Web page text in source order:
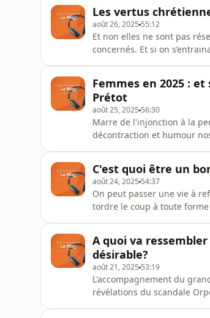
Les vertus
août 26, 2025 55:12
Et non elles ne sont pas
concernés. Et si on
janvier
Femmes en 2025 :
Prétot
août 25, 2025 56:30
Marre de l'injonction à la
décontraction et humour
rediffusion de l'
C'est quoi être un
août 24, 2025 54:37
On peut passer une vie à
tordre le coup à toute
audiom
A quoi va
désirable?
août 21, 2025 53:19
L'accompagnement du
révélations du scandale